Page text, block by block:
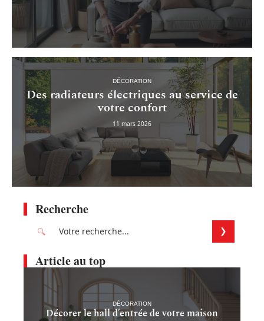
DÉCORATION
Des radiateurs électriques au service de
votre confort
11 mars 2026
Recherche
Article au top
DÉCORATION
Décorer le hall d’entrée de votre maison